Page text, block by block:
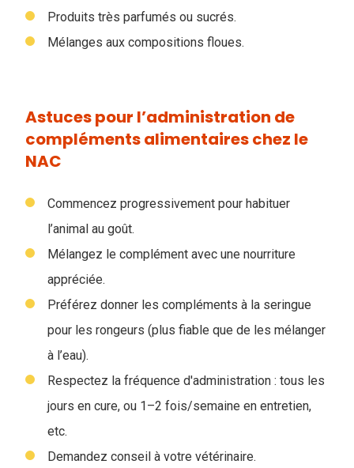
Produits très parfumés ou sucrés.
Mélanges aux compositions floues.
Astuces pour l’administration de
compléments alimentaires chez le
NAC
Commencez progressivement pour habituer
l’animal au goût.
Mélangez le complément avec une nourriture
appréciée.
Préférez donner les compléments à la seringue
pour les rongeurs (plus fiable que de les mélanger
à l’eau).
Respectez la fréquence d'administration : tous les
jours en cure, ou 1–2 fois/semaine en entretien,
etc.
Demandez conseil à votre vétérinaire.